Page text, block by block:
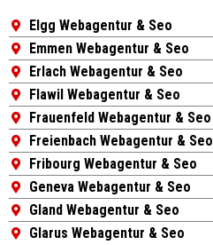
Elgg Webagentur & Seo
Emmen Webagentur & Seo
Erlach Webagentur & Seo
Flawil Webagentur & Seo
Frauenfeld Webagentur & Seo
Freienbach Webagentur & Seo
Fribourg Webagentur & Seo
Geneva Webagentur & Seo
Gland Webagentur & Seo
Glarus Webagentur & Seo